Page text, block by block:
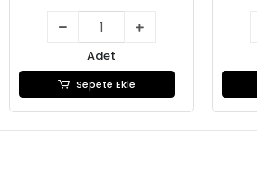
Adet
Sepete Ekle